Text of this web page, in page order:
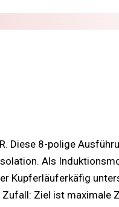
Diese 8-polige
Als
Kupferläuferkäfig
Zufall: Ziel ist maximale